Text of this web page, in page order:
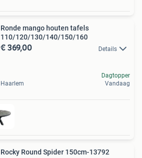
Ronde mango houten tafels
110/120/130/140/150/160
€ 369,00 Details
Haarlem
Dagtopper
Vandaag
Rocky Round Spider 150cm-13792